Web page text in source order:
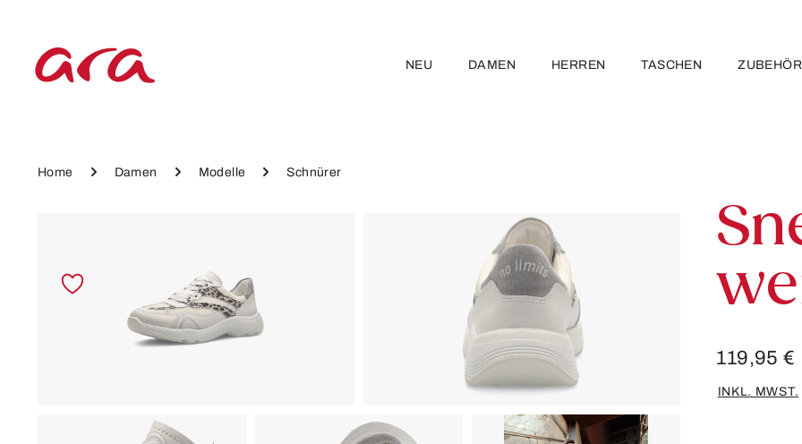
NEU DAMEN HERREN TASCHEN ZUBEHÖR
Home Damen Modelle Schnürer
119,95 €
INKL. MWST.